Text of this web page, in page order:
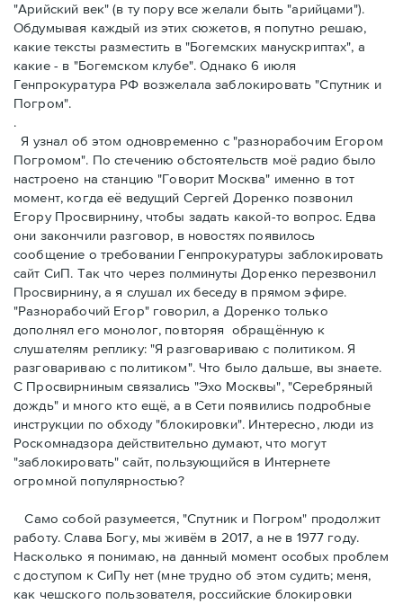
"Арийский век" (в ту пору все желали быть "арийцами").
Обдумывая каждый из этиx сюжетов, я попутно решаю,
какие тексты разместить в "Богемских манускриптах", а
какие - в "Богемском клубе". Однако 6 июля
Генпрокуратура РФ возжелала заблокировать "Спутник и
Погром".
.
Я узнал об этом одновременно с "разнорабочим Егором
Погромом". По стечению обстоятельств моё радио былo
настроено на станцию "Говорит Москва" именно в тот
момент, когда её ведущий Сергей Доренко позвонил
Егорy Просвирнинy, чтобы задать какой-то вопрос. Едва
они закончили разговор, в новостях появилось
сообщение о требовании Генпрокуратуры заблокировать
сайт СиП. Так что через полминуты Доренко перезвонил
Просвирнину, а я слушал их беседу в прямом эфире.
"Разнорабочий Егор" говорил, а Доренко только
дополнял его монолог, повторяя обращённую к
слушaтелям реплику: "Я разговариваю с политиком. Я
разговариваю с политиком". Что было дальше, вы знаете.
С Просвирниным связались "Эхо Москвы", "Серебряный
дождь" и много кто ещё, а в Сети появились подробные
инструкции по обходу "блокировки". Интересно, люди из
Роскомнадзора действительно думают, что могут
"заблокировать" сайт, пользующийся в Интернете
огромной популярностью?
Само собой разумеется, "Спутник и Погром" продолжит
работу. Слава Богу, мы живём в 2017, а не в 1977 году.
Насколько я понимаю, на данный момент особых проблем
с доступом к СиПу нет (мне трудно об этом судить; меня,
как чешского пользователя, российские блокировки